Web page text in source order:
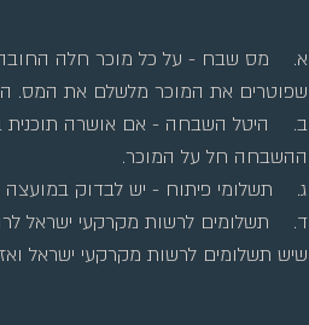
א. מס שבח - על כל מוכר חלה החובה
שפוטרים את המוכר מלשלם את המס.
ב. היטל השבחה - אם אושרה תוכנית
ההשבחה חל על המוכר.
ג. תשלומי פיתוח - יש לבדוק במועצה
ד. תשלומים לרשות מקרקעי ישראל
שיש תשלומים לרשות מקרקעי ישראל